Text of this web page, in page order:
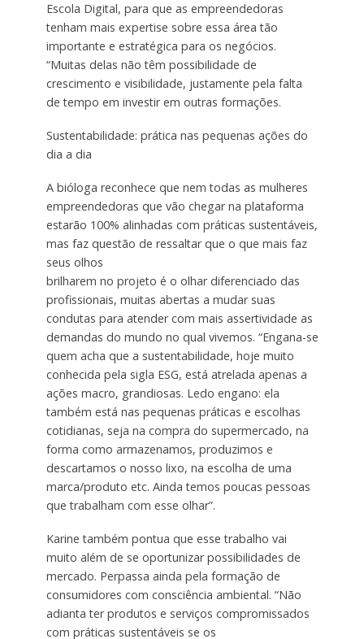
Escola Digital, para que as empreendedoras
tenham mais expertise sobre essa área tão
importante e estratégica para os negócios.
“Muitas delas não têm possibilidade de
crescimento e visibilidade, justamente pela falta
de tempo em investir em outras formações.
Sustentabilidade: prática nas pequenas ações do
dia a dia
A bióloga reconhece que nem todas as mulheres
empreendedoras que vão chegar na plataforma
estarão 100% alinhadas com práticas sustentáveis,
mas faz questão de ressaltar que o que mais faz
seus olhos
brilharem no projeto é o olhar diferenciado das
profissionais, muitas abertas a mudar suas
condutas para atender com mais assertividade as
demandas do mundo no qual vivemos. “Engana-se
quem acha que a sustentabilidade, hoje muito
conhecida pela sigla ESG, está atrelada apenas a
ações macro, grandiosas. Ledo engano: ela
também está nas pequenas práticas e escolhas
cotidianas, seja na compra do supermercado, na
forma como armazenamos, produzimos e
descartamos o nosso lixo, na escolha de uma
marca/produto etc. Ainda temos poucas pessoas
que trabalham com esse olhar”.
Karine também pontua que esse trabalho vai
muito além de se oportunizar possibilidades de
mercado. Perpassa ainda pela formação de
consumidores com consciência ambiental. “Não
adianta ter produtos e serviços compromissados
com práticas sustentáveis se os